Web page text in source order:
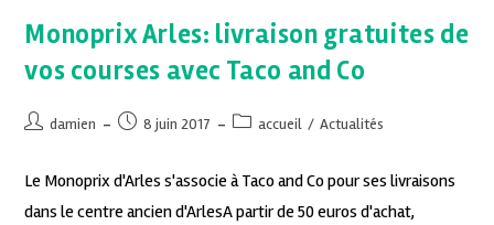
Monoprix Arles: livraison gratuites de
vos courses avec Taco and Co
damien 8 juin 2017 accueil / Actualités
Le Monoprix d'Arles s'associe à Taco and Co pour ses livraisons
dans le centre ancien d'ArlesA partir de 50 euros d'achat,